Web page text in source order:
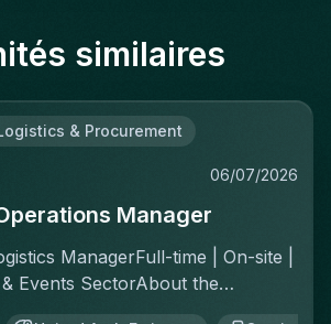
similaires
& Procurement
06/07/2026
Manager
ManagerFull-time | On-site |
Events SectorAbout the
complete logistics chain for a